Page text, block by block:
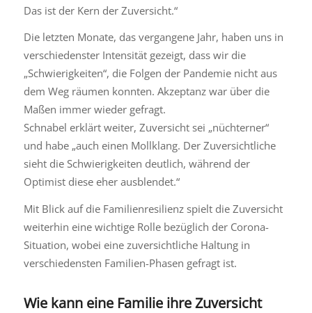
Das ist der Kern der Zuversicht.“
Die letzten Monate, das vergangene Jahr, haben uns in
verschiedenster Intensität gezeigt, dass wir die
„Schwierigkeiten“, die Folgen der Pandemie nicht aus
dem Weg räumen konnten. Akzeptanz war über die
Maßen immer wieder gefragt.
Schnabel erklärt weiter, Zuversicht sei „nüchterner“
und habe „auch einen Mollklang. Der Zuversichtliche
sieht die Schwierigkeiten deutlich, während der
Optimist diese eher ausblendet.“
Mit Blick auf die Familienresilienz spielt die Zuversicht
weiterhin eine wichtige Rolle bezüglich der Corona-
Situation, wobei eine zuversichtliche Haltung in
verschiedensten Familien-Phasen gefragt ist.
Wie kann eine Familie ihre Zuversicht